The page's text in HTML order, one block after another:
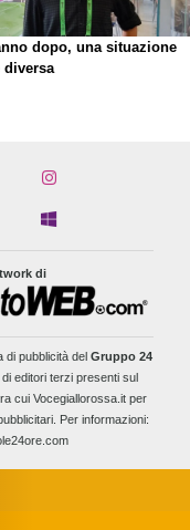
dopo, una situazione
diversa
di
pubblicità del Gruppo 24
editori terzi presenti sul
cui Vocegiallorossa.it per
Per informazioni: